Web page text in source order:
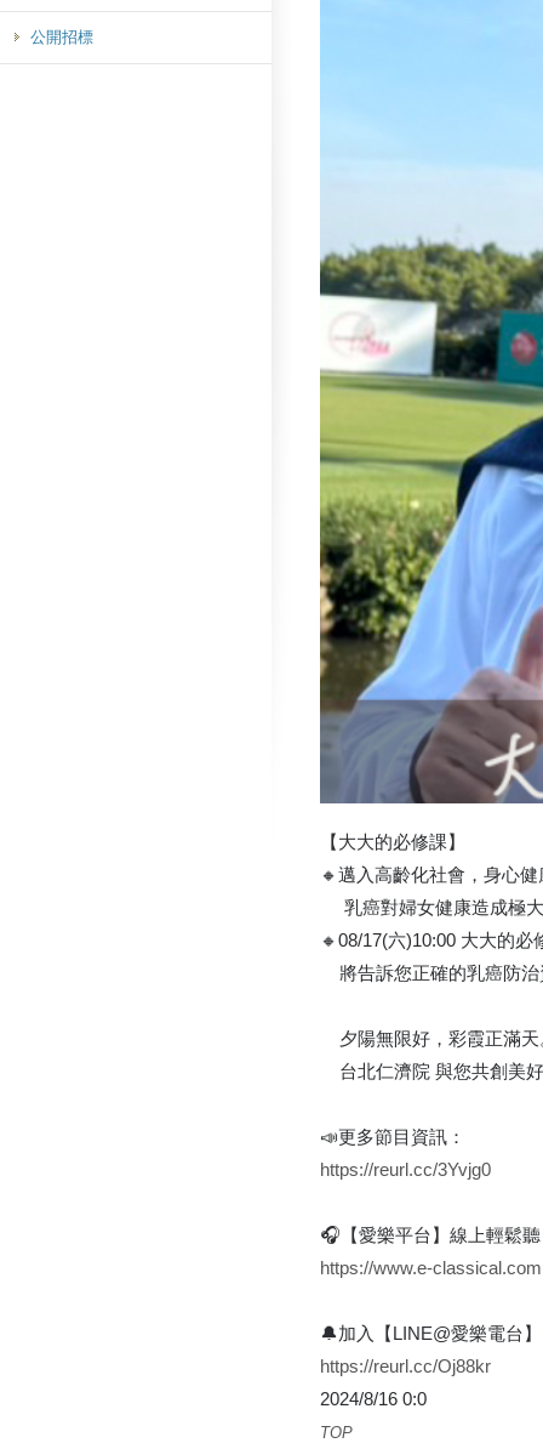
公開招標
【大大的必修課】
🔸邁入高齡化社會，身心
乳癌對婦女健康造成極大
🔸08/17(六)10:00 大大的
將告訴您正確的乳癌防治
夕陽無限好，彩霞正滿天
台北仁濟院 與您共創美
📣更多節目資訊：
https://reurl.cc/3Yvjg0
🎧【愛樂平台】線上輕鬆
https://www.e-
🔔加入【LINE@愛樂電台
https://reurl.cc/Oj88kr
2024/8/16 0:0
TOP